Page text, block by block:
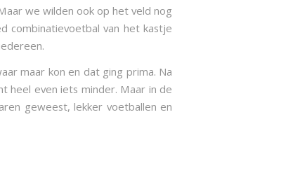
we wilden ook op het veld nog
combinatievoetbal van het kastje
maar kon en dat ging prima. Na
heel even iets minder. Maar in de
geweest, lekker voetballen en